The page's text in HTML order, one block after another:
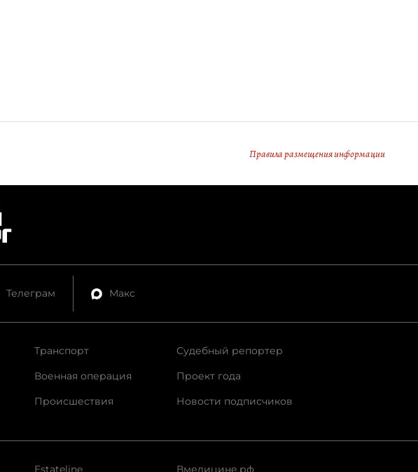
Правила размещения информации
Телеграм Макс
Транспорт
Военная операция
Происшествия
Судебный репортер
Проект года
Новости подписчиков
Estateline Вмедицине.рф